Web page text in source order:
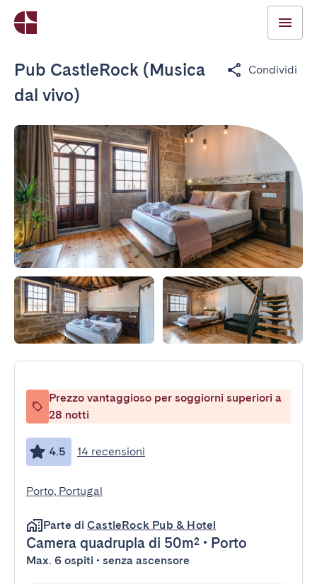
Pub CastleRock (Musica
dal vivo)
Condividi
Prezzo vantaggioso per soggiorni superiori a
28 notti
4.5 14 recensioni
Porto, Portugal
Parte di CastleRock Pub & Hotel
Camera quadrupla di 50m² • Porto
Max. 6 ospiti • senza ascensore